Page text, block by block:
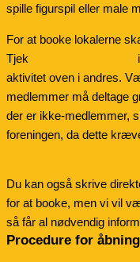
spille figurspil eller male
For at booke lokalerne
Tjek
aktivitet oven i andres.
medlemmer må deltage
der er ikke-medlemmer,
foreningen, da dette
Du kan også skrive
for at booke, men vi vil
så får al nødvendig
Procedure for